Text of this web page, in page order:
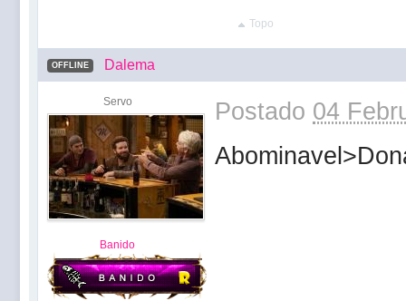
Topo
OFFLINE Dalema
Servo
Banido
Postado 04